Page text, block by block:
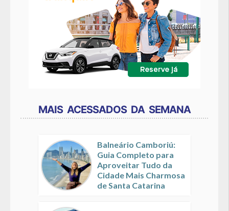
MAIS ACESSADOS DA SEMANA
Balneário Camboriú:
Guia Completo para
Aproveitar Tudo da
Cidade Mais Charmosa
de Santa Catarina